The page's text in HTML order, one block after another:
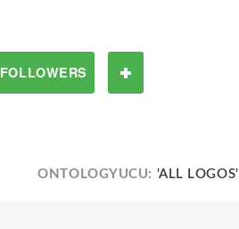
ONTOLOGYUCU: 'ALL LOGOS'